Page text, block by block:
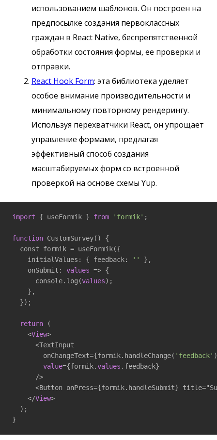
использованием шаблонов. Он построен на
предпосылке создания первоклассных
граждан в React Native, беспрепятственной
обработки состояния формы, ее проверки и
отправки.
React Hook Form: эта библиотека уделяет
особое внимание производительности и
минимальному повторному рендерингу.
Используя перехватчики React, он упрощает
управление формами, предлагая
эффективный способ создания
масштабируемых форм со встроенной
проверкой на основе схемы Yup.
import { useFormik } from 'formik' ;
function CustomSurvey() {
  const formik = useFormik({
    initialValues: { feedback:
''
},
    onSubmit:
values => {
      console.log(
values);
    },
  });
return (
    <
View>
      <TextInput
        onChangeText={formik.handleChange(
'feedback'
value={formik.values .feedback}
      />
<Button onPress={formik.handleSubmit}
    </
View>
  );
}